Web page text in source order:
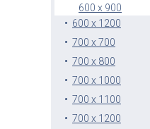
600 x 900
600 x 1200
700 x 700
700 x 800
700 x 1000
700 x 1100
700 x 1200